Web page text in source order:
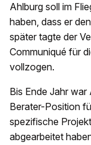
Ahlburg soll im
haben, dass er
später tagte der
Communiqué für
vollzogen.
Bis Ende Jahr
Berater-Position
spezifische
abgearbeitet